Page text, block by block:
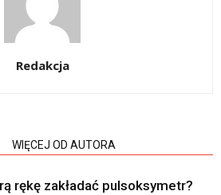
Redakcja
WIĘCEJ OD AUTORA
rękę zakładać pulsoksymetr?